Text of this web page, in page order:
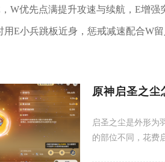
W优先点满提升攻速与续航，E增
用E小兵跳板近身，惩戒减速配合W留
原神启圣之尘
启圣之尘是外形为
的部位不同，花费